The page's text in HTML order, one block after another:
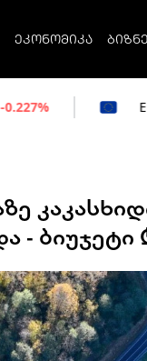
ეკონომიკა
EUR 3.0212 • -
- ბიუჯეტი